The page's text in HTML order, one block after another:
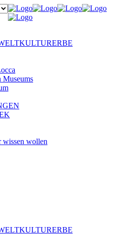
Museums
wissen wollen